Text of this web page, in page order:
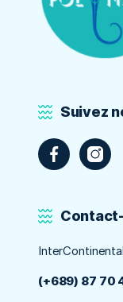
Suivez
(+689) 87 70